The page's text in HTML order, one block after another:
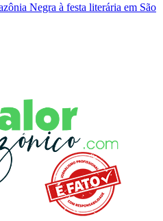
Negra à festa literária em São